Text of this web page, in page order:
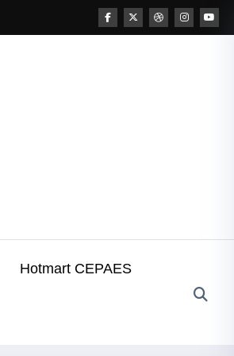
Hotmart CEPAES